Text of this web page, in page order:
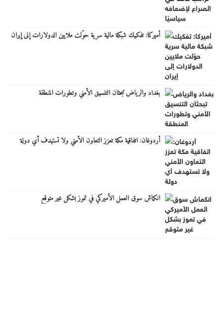
أميركا: تفكيك شبكة مالية سرية حوّلت ملايين الدولارات إلى إيران
بغداد والرياض تبحثان التنسيق الأمني وتطورات المنطقة
أردوغان: اتفاقية مكة تعزز التعاون الأمني ولا تستهدف أي دولة
انكماش سوق العمل الأميركي في تموز بشكل غير متوقع